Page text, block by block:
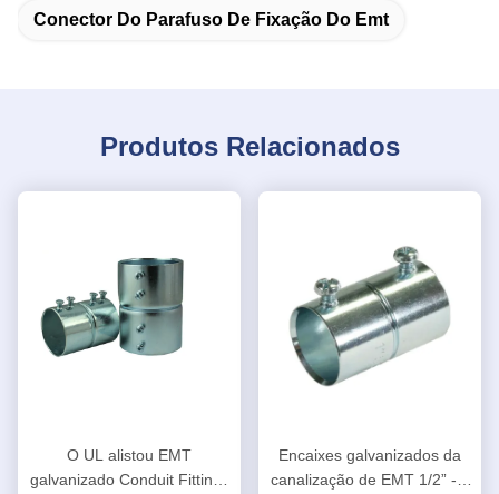
Conector Do Parafuso De Fixação Do Emt
Produtos Relacionados
O UL alistou EMT
galvanizado Conduit Fittings
Encaixes galvanizados da
canalização de EMT 1/2” - 4